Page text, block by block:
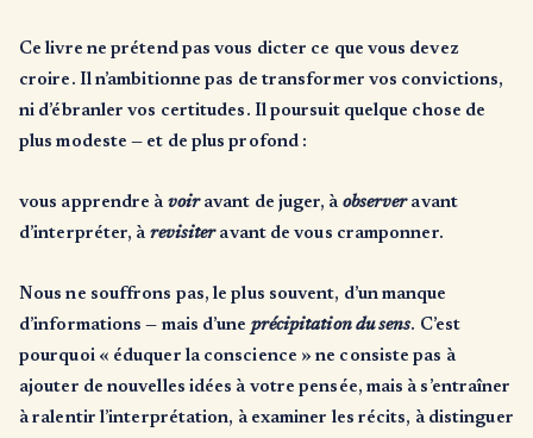
Ce livre ne prétend pas vous dicter ce que vous devez
croire. Il n’ambitionne pas de transformer vos convictions,
ni d’ébranler vos certitudes. Il poursuit quelque chose de
plus modeste — et de plus profond :
vous apprendre à voiravant de juger, à observeravant
d’interpréter, à revisiteravant de vous cramponner.
Nous ne souffrons pas, le plus souvent, d’un manque
d’informations — mais d’une précipitation du sens. C’est
pourquoi « éduquer la conscience » ne consiste pas à
ajouter de nouvelles idées à votre pensée, mais à s’entraîner
à ralentir l’interprétation, à examiner les récits, à distinguer